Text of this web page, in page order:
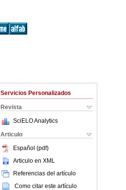
Servicios Personalizados
Revista
SciELO Analytics
Articulo
Español (pdf)
Articulo en XML
Referencias del artículo
Como citar este artículo